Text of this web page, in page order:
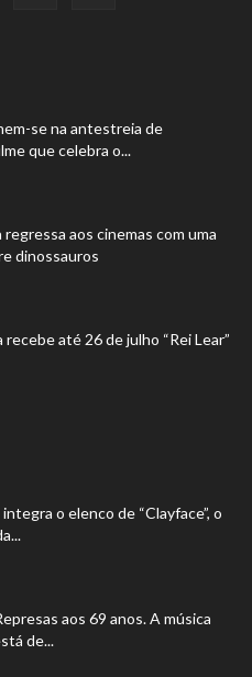
se na antestreia de
que celebra o...
aos cinemas com uma
dinossauros
recebe até 26 de julho “Rei Lear”
integra o elenco de “Clayface”, o
aos 69 anos. A música
de...